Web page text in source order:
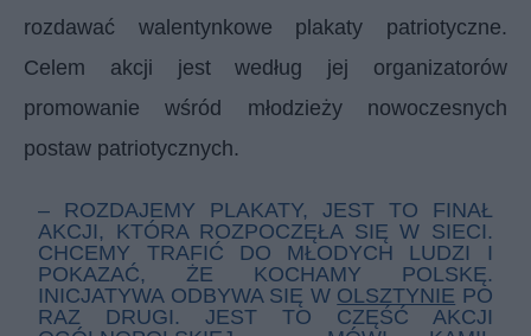
rozdawać walentynkowe plakaty patriotyczne.
Celem akcji jest według jej organizatorów
promowanie wśród młodzieży nowoczesnych
postaw patriotycznych.
– ROZDAJEMY PLAKATY, JEST TO FINAŁ
AKCJI, KTÓRA ROZPOCZĘŁA SIĘ W SIECI.
CHCEMY TRAFIĆ DO MŁODYCH LUDZI I
POKAZAĆ, ŻE KOCHAMY POLSKĘ.
INICJATYWA ODBYWA SIĘ W OLSZTYNIE PO
RAZ DRUGI. JEST TO CZĘŚĆ AKCJI